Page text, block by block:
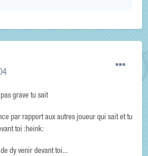
grave tu sait
par rapport aux autres joueur qui sait et tu
toi :heink:
dy venir devant toi...